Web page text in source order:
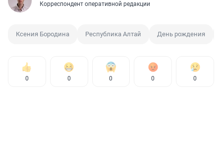
Корреспондент оперативной редакции
Ксения Бородина Республика Алтай День рождения
0 0 0 0 0